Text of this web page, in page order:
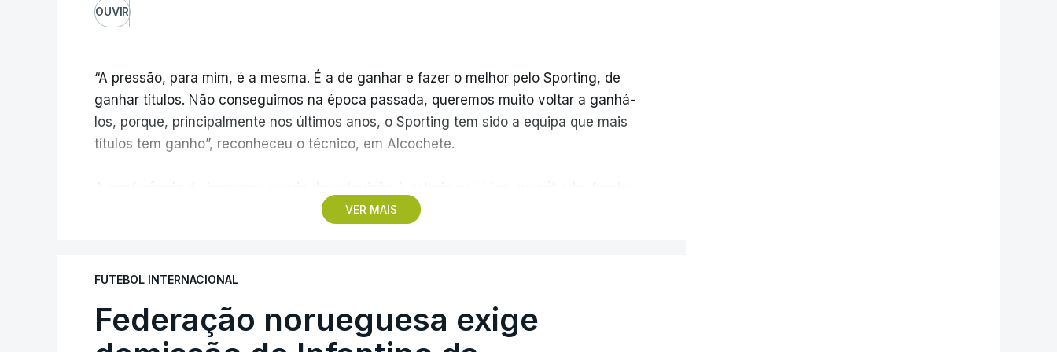
OUVIR
VER MAIS
“A pressão, para mim, é a mesma. É a de ganhar e fazer o melhor pelo Sporting, de
ganhar títulos. Não conseguimos na época passada, queremos muito voltar a ganhá-
los, porque, principalmente nos últimos anos, o Sporting tem sido a equipa que mais
títulos tem ganho”, reconheceu o técnico, em Alcochete.
ao Estrela da Amadora, mas foi dominada pela atividade dos ‘leões’ no mercado de
Sporting estava a precisar de jogadores com vontade de vencer pelo clube, como
afirmou o presidente, Frederico Varandas, após a derrota na final da Taça de Portugal,
FUTEBOL INTERNACIONAL
Federação norueguesa exige